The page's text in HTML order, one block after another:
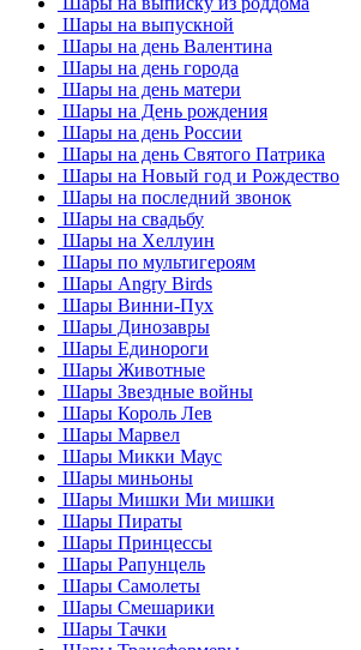
Шары на выпускной
Шары на день Валентина
Шары на день города
Шары на день матери
Шары на День рождения
Шары на день России
Шары на день Святого Патрика
Шары на Новый год и Рождество
Шары на последний звонок
Шары на свадьбу
Шары на Хеллуин
Шары по мультигероям
Шары Angry Birds
Шары Винни-Пух
Шары Динозавры
Шары Единороги
Шары Животные
Шары Звездные войны
Шары Король Лев
Шары Марвел
Шары Микки Маус
Шары миньоны
Шары Мишки Ми мишки
Шары Пираты
Шары Принцессы
Шары Рапунцель
Шары Самолеты
Шары Смешарики
Шары Тачки